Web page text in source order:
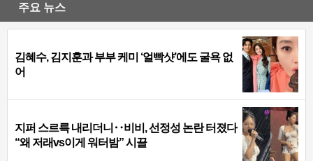
주요 뉴스
김혜수, 김지훈과 부부 케미 ‘얼빡샷’에도 굴욕 없
어
지퍼 스르륵 내리더니‥비비, 선정성 논란 터졌다
“왜 저래vs이게 워터밤” 시끌